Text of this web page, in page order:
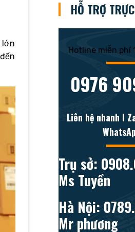
lớn
HỖ TRỢ
Hotline miễn phí
0976
Liên hệ nhanh l
Trụ sở:
Ms Tuyền
Hà Nội:
Mr phương